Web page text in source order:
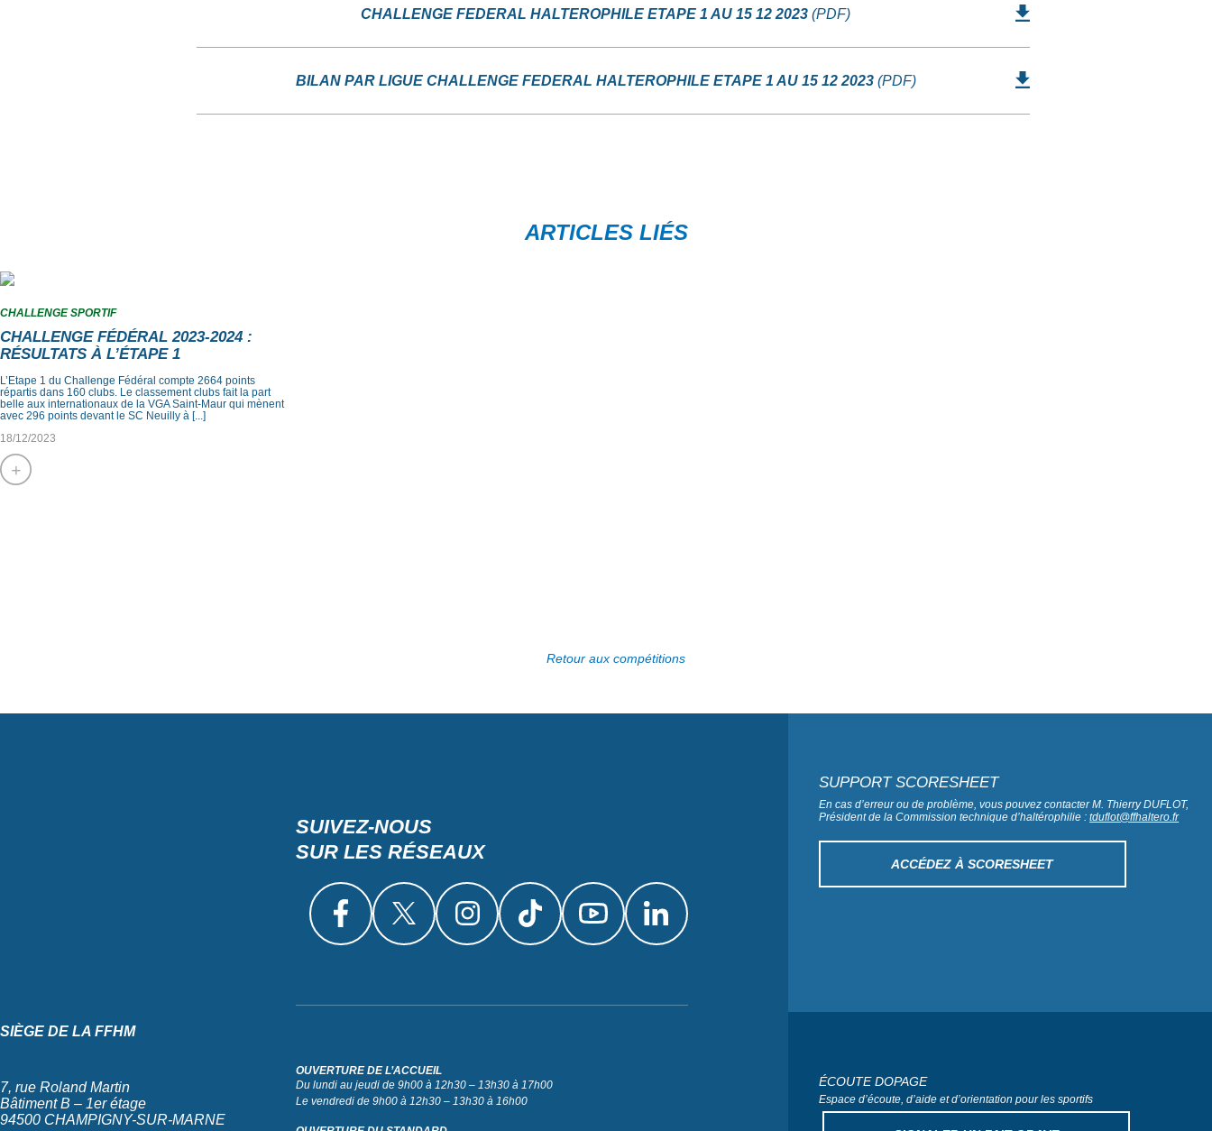
CHALLENGE FEDERAL HALTEROPHILE ETAPE 1 AU 15 12 2023 (PDF)
BILAN PAR LIGUE CHALLENGE FEDERAL HALTEROPHILE ETAPE 1 AU 15 12 2023(PDF)
ARTICLES LIÉS
CHALLENGE SPORTIF
CHALLENGE FÉDÉRAL 2023-2024 :
RÉSULTATS À L’ÉTAPE 1
L’Etape 1 du Challenge Fédéral compte 2664 points
répartis dans 160 clubs. Le classement clubs fait la part
belle aux internationaux de la VGA Saint-Maur qui mènent
avec 296 points devant le SC Neuilly à [...]
18/12/2023
+
Retour aux compétitions
SUIVEZ-NOUS
SUR LES RÉSEAUX
SIÈGE DE LA FFHM
7, rue Roland Martin
Bâtiment B – 1er étage
94500 CHAMPIGNY-SUR-MARNE
OUVERTURE DE L’ACCUEIL
Du lundi au jeudi de 9h00 à 12h30 – 13h30 à 17h00
Le vendredi de 9h00 à 12h30 – 13h30 à 16h00
SUPPORT SCORESHEET
En cas d’erreur ou de problème, vous pouvez contacter M. Thierry DUFLOT,
Président de la Commission technique d’haltérophilie :tduflot@ffhaltero.fr
ACCÉDEZ À SCORESHEET
ÉCOUTE DOPAGE
Espace d’écoute, d’aide et d’orientation pour les sportifs